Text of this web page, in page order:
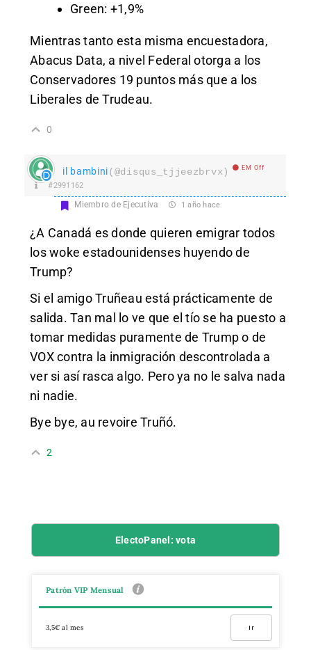
Green: +1,9%
Mientras tanto esta misma encuestadora,
Abacus Data, a nivel Federal otorga a los
Conservadores 19 puntos más que a los
Liberales de Trudeau.
0
il bambini(@disqus_tjjeezbrvx) EM Off
#2991162
Miembro de Ejecutiva 1 año hace
¿A Canadá es donde quieren emigrar todos
los woke estadounidenses huyendo de
Trump?
Si el amigo Truñeau está prácticamente de
salida. Tan mal lo ve que el tío se ha puesto a
tomar medidas puramente de Trump o de
VOX contra la inmigración descontrolada a
ver si así rasca algo. Pero ya no le salva nada
ni nadie.
Bye bye, au revoire Truñó.
2
ElectoPanel: vota
Patrón VIP Mensual
3,5€ al mes Ir